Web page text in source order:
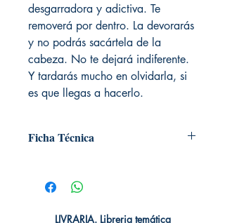
desgarradora y adictiva. Te
removerá por dentro. La devorarás
y no podrás sacártela de la
cabeza. No te dejará indiferente.
Y tardarás mucho en olvidarla, si
es que llegas a hacerlo.
Ficha Técnica
Editorial: NOVA CASA EDITORIAL
Idioma: Castellano
LIVRARIA. Libreria temática